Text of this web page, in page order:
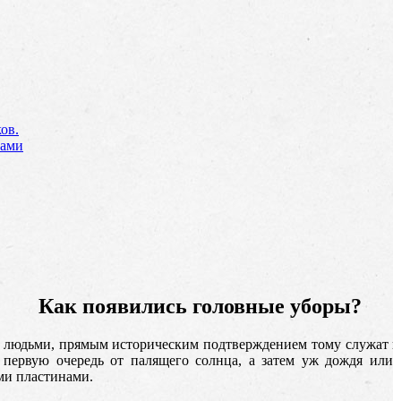
Как появились головные уборы?
прямым историческим подтверждением тому служат
очередь от палящего солнца, а затем уж дождя или
пластинами.